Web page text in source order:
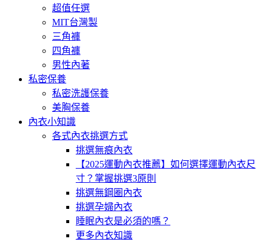
超值任選
MIT台灣製
三角褲
四角褲
男性內著
私密保養
私密洗護保養
美胸保養
內衣小知識
各式內衣挑選方式
挑選無痕內衣
【2025運動內衣推薦】如何選擇運動內衣尺
寸？掌握挑選3原則
挑選無鋼圈內衣
挑選孕婦內衣
睡眠內衣是必須的嗎？
更多內衣知識